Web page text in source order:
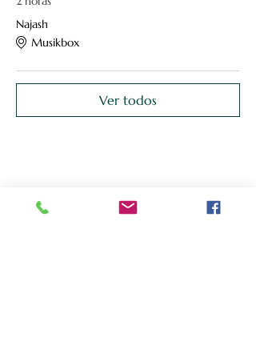
Najash
Musikbox
Ver todos
Compartir este evento